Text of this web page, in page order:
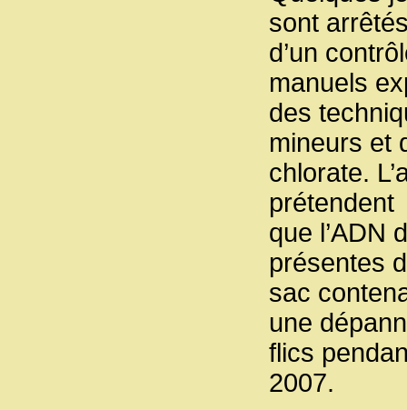
sont
d’un
manuels
des
mineurs et
chlorate.
prétendent
que l’ADN
présentes
sac
une
flics
2007.